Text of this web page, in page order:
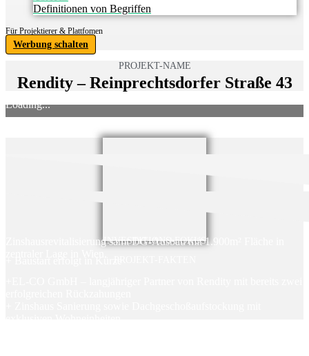
Definitionen von Begriffen
Für Projektierer & Plattfomen
Werbung schalten
PROJEKT-NAME
Rendity – Reinprechtsdorfer Straße 43
Loading...
INVESTITIONS-FOKUS
Zinshausrevitalisierung samt DG-Ausbau mit 1.900m² Fläche in